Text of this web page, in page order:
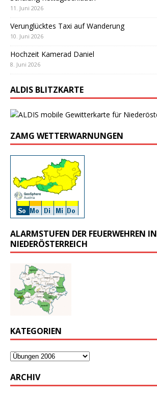
11. Juni 2026
Verunglücktes Taxi auf Wanderung
10. Juni 2026
Hochzeit Kamerad Daniel
8. Juni 2026
ALDIS BLITZKARTE
ZAMG WETTERWARNUNGEN
ALARMSTUFEN DER FEUERWEHREN IN
NIEDERÖSTERREICH
KATEGORIEN
ARCHIV